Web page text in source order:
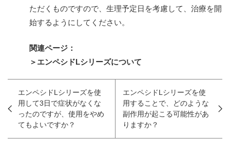
ただくものですので、生理予定日を考慮して、治療を開
始するようにしてください。
関連ページ：
＞エンペシドLシリーズについて
エンペシドLシリーズを使
用して3日で症状がなくな
ったのですが、使用をやめ
てもよいですか？
エンペシドLシリーズを使
用することで、どのような
副作用が起こる可能性があ
りますか？